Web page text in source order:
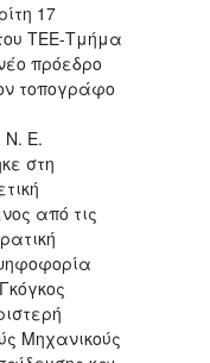
17
ΤΕΕ-Τμήμα
πρόεδρο
τοπογράφο
Ν. Ε.
στη
από τις
Μηχανικούς